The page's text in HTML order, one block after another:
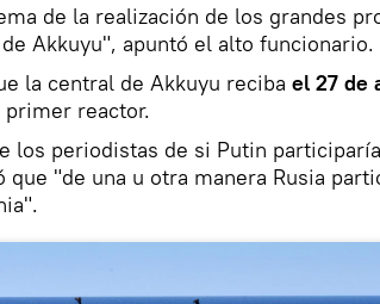
de la realización de los grandes
Akkuyu", apuntó el alto funcionario.
la central de Akkuyu reciba el 27 de
primer reactor.
los periodistas de si Putin
que "de una u otra manera Rusia